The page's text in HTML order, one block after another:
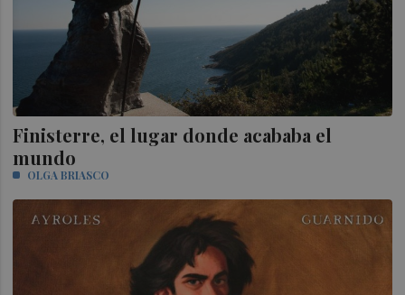
Finisterre, el lugar donde acababa el
mundo
OLGA BRIASCO